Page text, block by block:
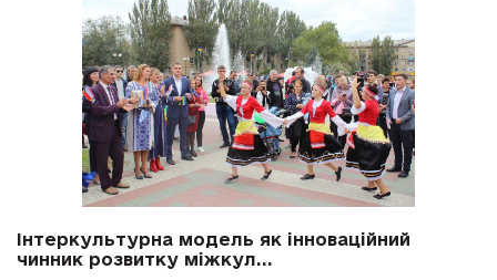
Інтеркультурна модель як інноваційний
чинник розвитку міжкул...